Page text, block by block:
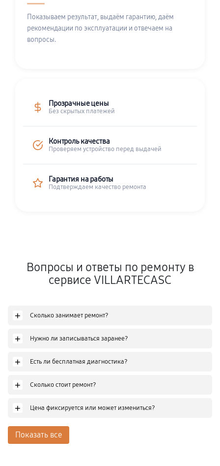
Показываем результат, выдаём гарантию, даём
рекомендации по эксплуатации и отвечаем на
вопросы.
Прозрачные цены
Без скрытых платежей
Контроль качества
Проверяем устройство перед выдачей
Гарантия на работы
Подтверждаем качество ремонта
Вопросы и ответы по ремонту в
сервисе VILLARTECASC
+ Сколько занимает ремонт?
+ Нужно ли записываться заранее?
+ Есть ли бесплатная диагностика?
+ Сколько стоит ремонт?
+ Цена фиксируется или может измениться?
Показать все